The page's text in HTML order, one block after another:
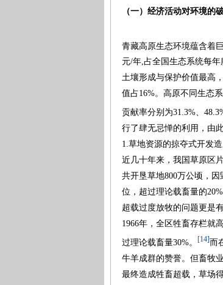
（一）经济活动对环境的
青藏高原生态环境蕴含着
元/年,占全国生态系统每年
土壤形成与保护价值最高
值占16%。高原不同生态
贡献率分别为31.3%、
行了肆无忌惮的利用，由
1.草地资源的掠夺式开发
近几十年来，我国草原区
共开垦草地800万公顷，
位，超过理论载畜量的
超载过度放牧的问题更是
1966年，全区牲畜存栏就
过理论载畜量30%。 [14]而
牛羊成群的赞誉。但畜牧
最终造成牲畜超载，草场